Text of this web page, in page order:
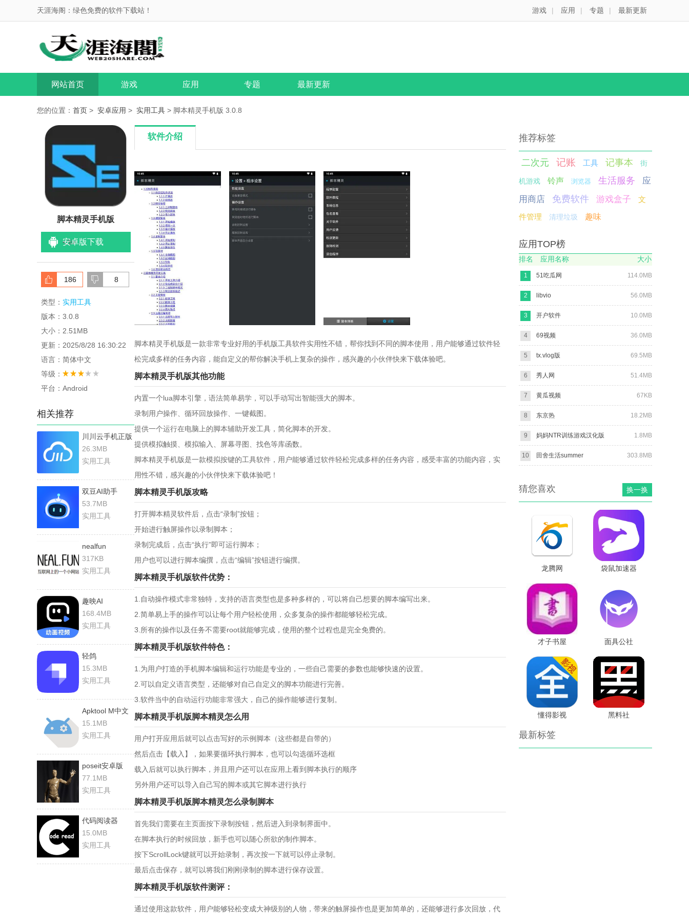
天涯海阁：绿色免费的软件下载站！ 游戏 | 应用 | 专题 | 最新更新
网站首页 游戏 应用 专题 最新更新
您的位置： 首页 > 安卓应用 > 实用工具 > 脚本精灵手机版 3.0.8
脚本精灵手机版
安卓版下载
</li>
186 8
类型： 实用工具
版本：3.0.8
大小：2.51MB
更新：2025/8/28 16:30:22
语言：简体中文
等级：
平台：Android
相关推荐
川川云手机正版
26.3MB
实用工具
双豆AI助手
53.7MB
实用工具
nealfun
317KB
实用工具
趣映AI
168.4MB
实用工具
轻鸽
15.3MB
实用工具
Apktool M中文
版
15.1MB
实用工具
poseit安卓版
77.1MB
实用工具
代码阅读器
15.0MB
实用工具
软件介绍
脚本精灵手机版是一款非常专业好用的手机版工具软件实用性不错，帮你找到不同的脚本使用，用户能够通过软件轻
松完成多样的任务内容，能自定义的帮你解决手机上复杂的操作，感兴趣的小伙伴快来下载体验吧。
脚本精灵手机版其他功能
内置一个lua脚本引擎，语法简单易学，可以手动写出智能强大的脚本。
录制用户操作、循环回放操作、一键截图。
提供一个运行在电脑上的脚本辅助开发工具，简化脚本的开发。
提供模拟触摸、模拟输入、屏幕寻图、找色等库函数。
脚本精灵手机版是一款模拟按键的工具软件，用户能够通过软件轻松完成多样的任务内容，感受丰富的功能内容，实
用性不错，感兴趣的小伙伴快来下载体验吧！
脚本精灵手机版攻略
打开脚本精灵软件后，点击“录制”按钮；
开始进行触屏操作以录制脚本；
录制完成后，点击“执行”即可运行脚本；
用户也可以进行脚本编撰，点击“编辑”按钮进行编撰。
脚本精灵手机版软件优势：
1.自动操作模式非常独特，支持的语言类型也是多种多样的，可以将自己想要的脚本编写出来。
2.简单易上手的操作可以让每个用户轻松使用，众多复杂的操作都能够轻松完成。
3.所有的操作以及任务不需要root就能够完成，使用的整个过程也是完全免费的。
脚本精灵手机版软件特色：
1.为用户打造的手机脚本编辑和运行功能是专业的，一些自己需要的参数也能够快速的设置。
2.可以自定义语言类型，还能够对自己自定义的脚本功能进行完善。
3.软件当中的自动运行功能非常强大，自己的操作能够进行复制。
脚本精灵手机版脚本精灵怎么用
用户打开应用后就可以点击写好的示例脚本（这些都是自带的）
然后点击【载入】，如果要循环执行脚本，也可以勾选循环选框
载入后就可以执行脚本，并且用户还可以在应用上看到脚本执行的顺序
另外用户还可以导入自己写的脚本或其它脚本进行执行
脚本精灵手机版脚本精灵怎么录制脚本
首先我们需要在主页面按下录制按钮，然后进入到录制界面中。
在脚本执行的时候回放，新手也可以随心所欲的制作脚本。
按下ScrollLock键就可以开始录制，再次按一下就可以停止录制。
最后点击保存，就可以将我们刚刚录制的脚本进行保存设置。
脚本精灵手机版软件测评：
通过使用这款软件，用户能够轻松变成大神级别的人物，带来的触屏操作也是更加简单的，还能够进行多次回放，代
推荐标签
二次元 记账 工具 记事本 街
机游戏 铃声 浏览器 生活服务
应
用商店
免费软件 游戏盒子
文
件管理
清理垃圾 趣味
应用TOP榜
排名 应用名称 大小
1 114.0MB
51吃瓜网
2 56.0MB
libvio
3 10.0MB
开户软件
4 36.0MB
69视频
5 69.5MB
tx.vlog版
6 51.4MB
秀人网
7 67KB
黄瓜视频
8 18.2MB
东京热
9 1.8MB
妈妈NTR训练游戏汉化版
10 303.8MB
田舍生活summer
换一换
猜您喜欢
龙腾网 袋鼠加速器
才子书屋 面具公社
懂得影视 黑料社
最新标签